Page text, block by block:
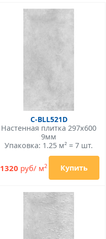
C-BLL521D
Настенная плитка 297x600
9мм
Упаковка: 1.25 м² = 7 шт.
1320 руб/ м2 Купить